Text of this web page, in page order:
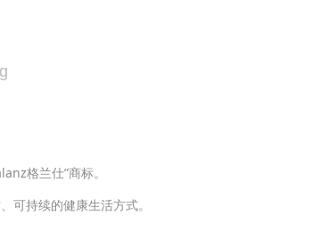
格兰仕”商标。
可持续的健康生活方式。